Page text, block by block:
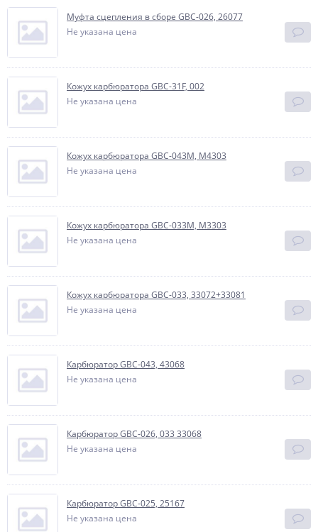
Муфта сцепления в сборе GBC-026, 26077
Не указана цена
Кожух карбюратора GBC-31F, 002
Не указана цена
Кожух карбюратора GBC-043М, М4303
Не указана цена
Кожух карбюратора GBC-033М, М3303
Не указана цена
Кожух карбюратора GBC-033, 33072+33081
Не указана цена
Карбюратор GBC-043, 43068
Не указана цена
Карбюратор GBC-026, 033 33068
Не указана цена
Карбюратор GBC-025, 25167
Не указана цена